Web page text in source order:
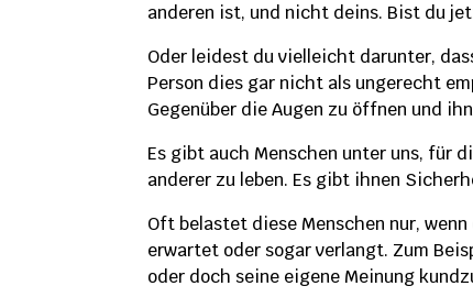
anderen ist, und nicht deins. Bist du
Oder leidest du vielleicht darunter,
Person dies gar nicht als ungerecht
Gegenüber die Augen zu öffnen und
Es gibt auch Menschen unter uns, für
anderer zu leben. Es gibt ihnen
Oft belastet diese Menschen nur,
erwartet oder sogar verlangt. Zum
oder doch seine eigene Meinung